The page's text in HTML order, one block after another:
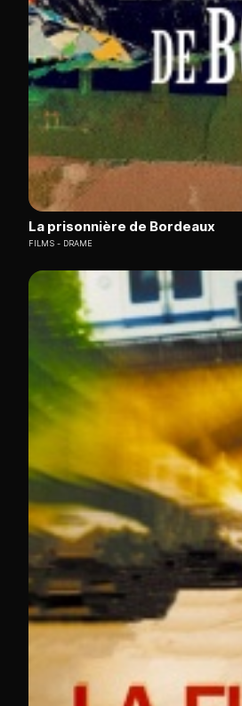
La prisonnière de Bordeaux
FILMS DRAME